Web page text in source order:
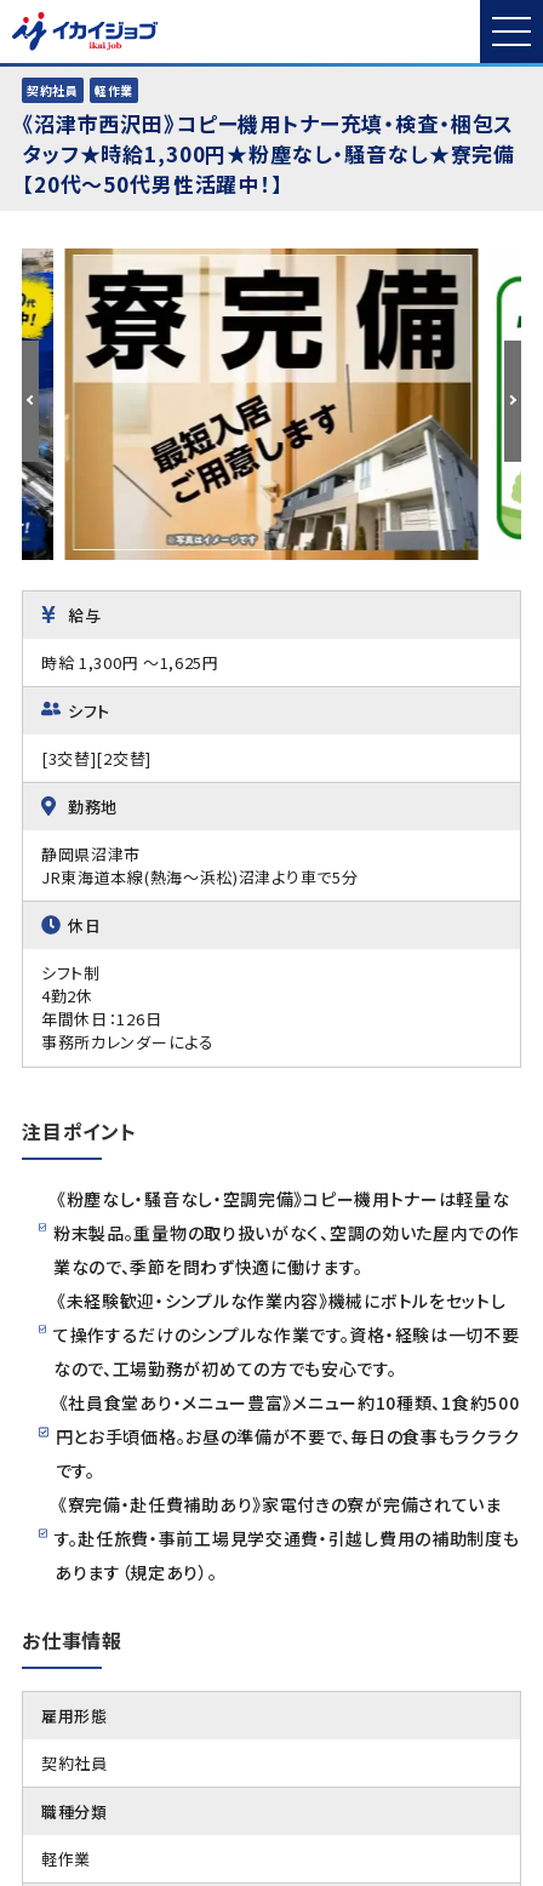
契約社員 軽作業
《沼津市西沢田》コピー機用トナー充填・検査・梱包ス
タッフ★時給1,300円★粉塵なし・騒音なし★寮完備
【20代〜50代男性活躍中！】
給与
時給 1,300円 ～1,625円
シフト
[3交替][2交替]
勤務地
静岡県沼津市
JR東海道本線(熱海～浜松)沼津より車で5分
休日
シフト制
4勤2休
年間休日：126日
事務所カレンダーによる
注目ポイント
《粉塵なし・騒音なし・空調完備》コピー機用トナーは軽量な
粉末製品。重量物の取り扱いがなく、空調の効いた屋内での作
業なので、季節を問わず快適に働けます。
《未経験歓迎・シンプルな作業内容》機械にボトルをセットし
て操作するだけのシンプルな作業です。資格・経験は一切不要
なので、工場勤務が初めての方でも安心です。
《社員食堂あり・メニュー豊富》メニュー約10種類、1食約500
円とお手頃価格。お昼の準備が不要で、毎日の食事もラクラク
です。
《寮完備・赴任費補助あり》家電付きの寮が完備されていま
す。赴任旅費・事前工場見学交通費・引越し費用の補助制度も
あります（規定あり）。
お仕事情報
雇用形態
契約社員
職種分類
軽作業